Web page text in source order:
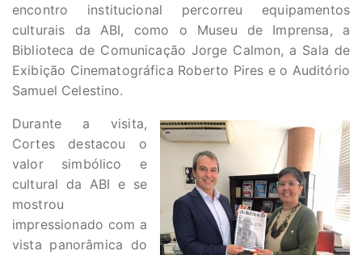
encontro institucional percorreu equipamentos
culturais da ABI, como o Museu de Imprensa, a
Biblioteca de Comunicação Jorge Calmon, a Sala de
Exibição Cinematográfica Roberto Pires e o Auditório
Samuel Celestino.
Durante a visita,
Cortes destacou o
valor simbólico e
cultural da ABI e se
mostrou
impressionado com a
vista panorâmica do